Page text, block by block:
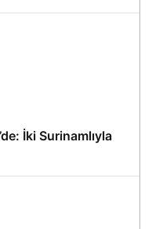
İki Surinamlıyla